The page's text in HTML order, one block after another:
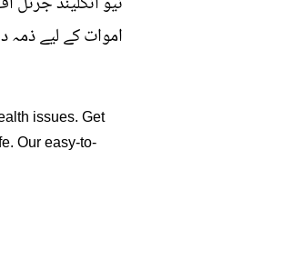
اموات کے لیے ذمہ
issues. Get
Our easy-to-